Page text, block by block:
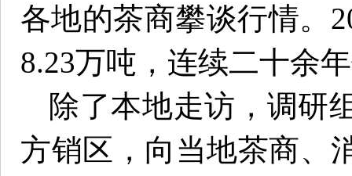
各地的茶商攀谈行情。
8.23万吨，连续二十余
除了本地走访，调研
方销区，向当地茶商、